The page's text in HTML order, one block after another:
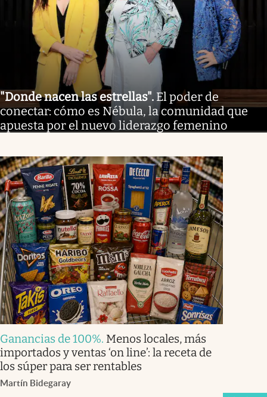
"Donde nacen las estrellas". El poder de
conectar: cómo es Nébula, la comunidad que
apuesta por el nuevo liderazgo femenino
Ganancias de 100%. Menos locales, más
importados y ventas ‘on line’: la receta de
los súper para ser rentables
Martín Bidegaray